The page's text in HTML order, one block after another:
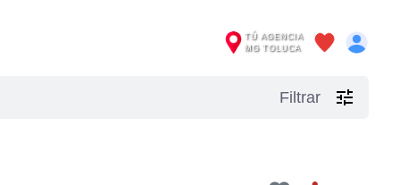
TÚ AGENCIA
MG TOLUCA
Filtrar tune